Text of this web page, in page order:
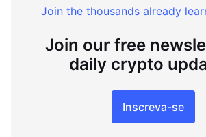
Join the thousands already
Join our free
daily crypto
Inscreva-se